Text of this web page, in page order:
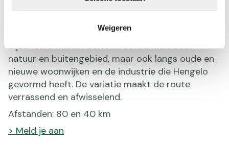
Weigeren
tocht laat je de stad en haar omgeving op een
bijzondere manier beleven. Je wandelt door
natuur en buitengebied, maar ook langs oude en
nieuwe woonwijken en de industrie die Hengelo
gevormd heeft. De variatie maakt de route
verrassend en afwisselend.
Afstanden: 80 en 40 km
> Meld je aan